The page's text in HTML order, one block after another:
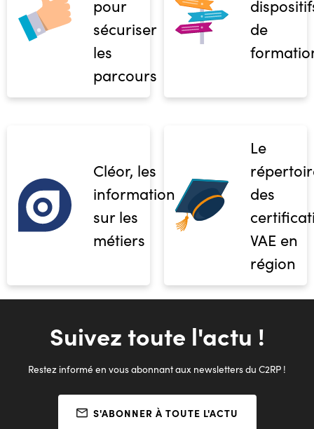
pour
sécuriser
les
parcours
de
Cléor, les
informations
sur les
métiers
Le
des
VAE en
région
Suivez toute l'actu !
Restez informé en vous abonnant aux newsletters du C2RP !
S'ABONNER À TOUTE L'ACTU